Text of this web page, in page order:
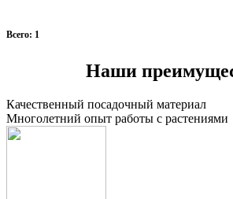
Всего: 1
Наши
Качественный посадочный материал
Многолетний опыт работы с растениями